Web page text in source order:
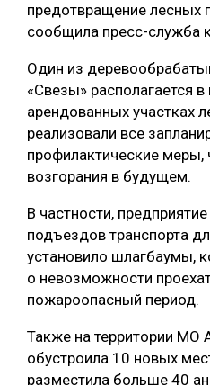
ЛОГИСТИКА
ЦБП
КОМПЛЕКСНАЯ ПЕРЕРАБОТКА
ЛЕСОПИЛЕНИЕ
СОРТИРОВКА ДРЕВЕСИНЫ
СУШКА ДРЕВЕСИНЫ
ПОДБОРКИ СТАТЕЙ
предотвращение лесных
сообщила пресс-служба
Один из
«Свезы» располагается
арендованных участках
реализовали все
профилактические меры,
возгорания в будущем.
В частности,
подъездов транспорта
установило шлагбаумы,
о невозможности
пожароопасный период.
Также на территории МО
обустроила 10 новых
разместила больше 40